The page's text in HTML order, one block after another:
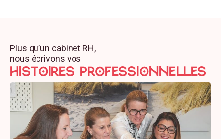
Auto-évaluation à la fin de l’action de
formation
Remise des supports / outils / exercices
utilisés lors de la formation.
Envoi d’un questionnaire de satisfaction.
Plus qu’un cabinet RH,
nous écrivons vos
HISTOIRES professionnelles